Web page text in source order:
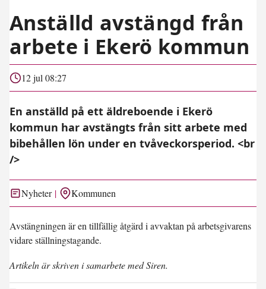
Anställd avstängd från
arbete i Ekerö kommun
12 jul 08:27
En anställd på ett äldreboende i Ekerö
kommun har avstängts från sitt arbete med
bibehållen lön under en tvåveckorsperiod. <br
/>
Nyheter Kommunen
Avstängningen är en tillfällig åtgärd i avvaktan på arbetsgivarens
vidare ställningstagande.
Artikeln är skriven i samarbete med Siren.